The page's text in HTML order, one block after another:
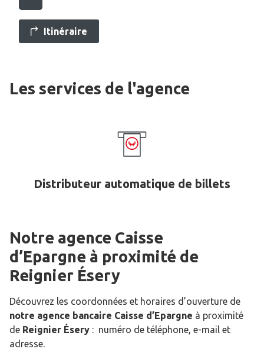
Itinéraire
Les services de l'agence
Distributeur automatique de billets
Notre agence Caisse
d’Epargne à proximité de
Reignier Ésery
Découvrez les coordonnées et horaires d’ouverture de
notre agence bancaire Caisse d’Epargne à proximité
de Reignier Ésery : numéro de téléphone, e-mail et
adresse.